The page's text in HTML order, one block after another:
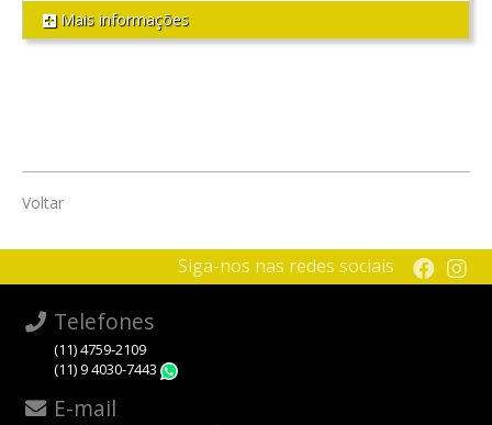
Mais informações
Voltar
Siga-nos nas redes sociais
Telefones
(11) 4759-2109
(11) 9 4030-7443
E-mail